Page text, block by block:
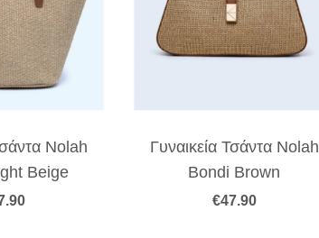
Nolah
Beige
Γυναικεία Τσάντα Nolah
Bondi Brown
€47.90